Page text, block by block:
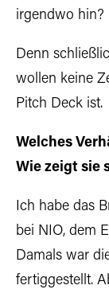
irgendwo hin?
Denn
wollen keine
Pitch Deck ist.
Welches
Wie zeigt sie
Ich habe das
bei NIO, dem
Damals war
fertiggestellt.